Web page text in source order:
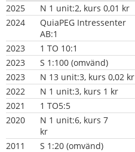
2025
N 1 unit:2, kurs 0,01 kr
2024
QuiaPEG Intressenter
AB:1
2023 1 TO 10:1
2023
S 1:100 (omvänd)
2023
N 13 unit:3, kurs 0,02 kr
2022
N 1 unit:3, kurs 1 kr
2021
1 TO5:5
2020
N 1 unit:6, kurs 7
kr
2011 S 1:20 (omvänd)